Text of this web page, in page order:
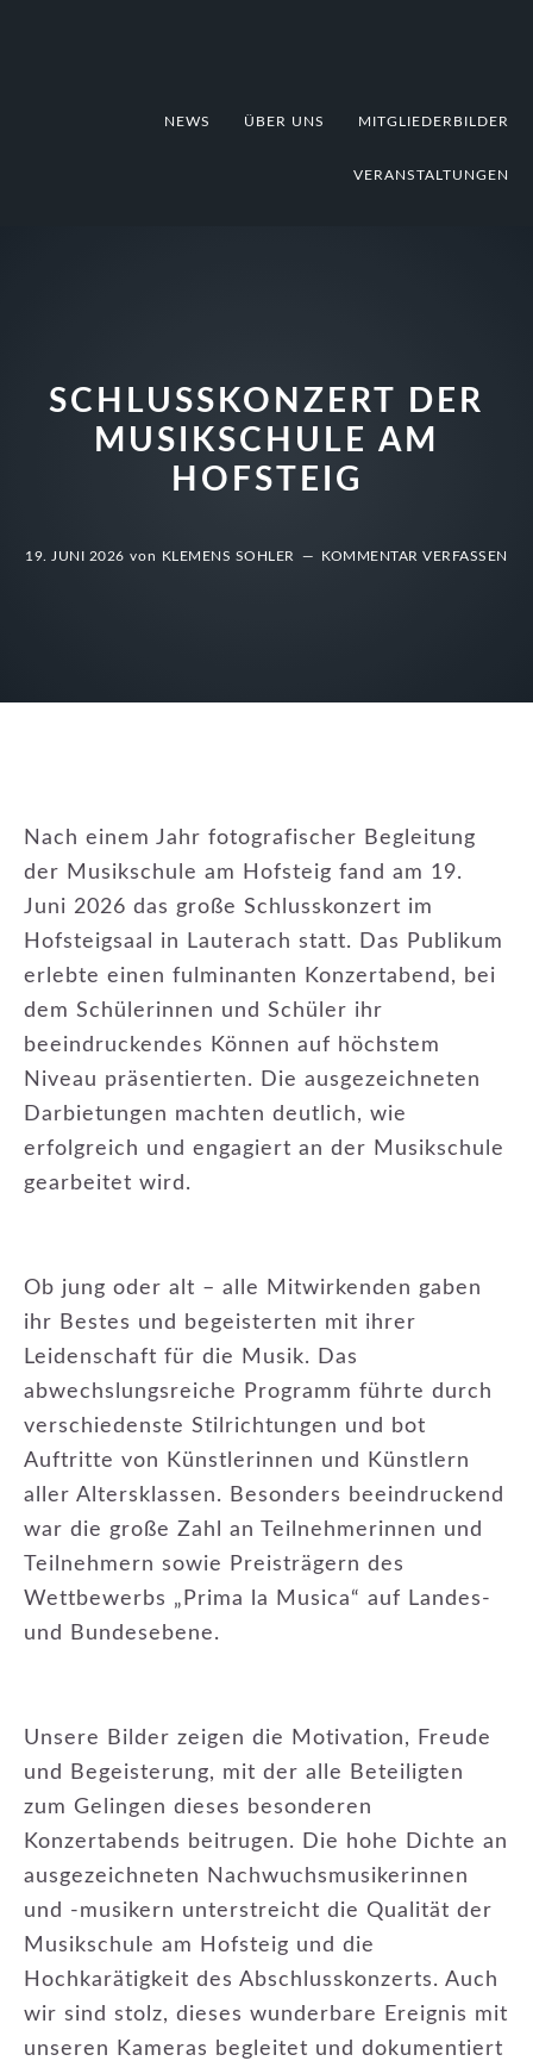
NEWS ÜBER UNS MITGLIEDERBILDER
VERANSTALTUNGEN
SCHLUSSKONZERT DER
MUSIKSCHULE AM
HOFSTEIG
19. JUNI 2026 von KLEMENS SOHLER KOMMENTAR VERFASSEN
Nach einem Jahr fotografischer Begleitung
der Musikschule am Hofsteig fand am 19.
Juni 2026 das große Schlusskonzert im
Hofsteigsaal in Lauterach statt. Das Publikum
erlebte einen fulminanten Konzertabend, bei
dem Schülerinnen und Schüler ihr
beeindruckendes Können auf höchstem
Niveau präsentierten. Die ausgezeichneten
Darbietungen machten deutlich, wie
erfolgreich und engagiert an der Musikschule
gearbeitet wird.
Ob jung oder alt – alle Mitwirkenden gaben
ihr Bestes und begeisterten mit ihrer
Leidenschaft für die Musik. Das
abwechslungsreiche Programm führte durch
verschiedenste Stilrichtungen und bot
Auftritte von Künstlerinnen und Künstlern
aller Altersklassen. Besonders beeindruckend
war die große Zahl an Teilnehmerinnen und
Teilnehmern sowie Preisträgern des
Wettbewerbs „Prima la Musica“ auf Landes-
und Bundesebene.
Unsere Bilder zeigen die Motivation, Freude
und Begeisterung, mit der alle Beteiligten
zum Gelingen dieses besonderen
Konzertabends beitrugen. Die hohe Dichte an
ausgezeichneten Nachwuchsmusikerinnen
und -musikern unterstreicht die Qualität der
Musikschule am Hofsteig und die
Hochkarätigkeit des Abschlusskonzerts. Auch
wir sind stolz, dieses wunderbare Ereignis mit
unseren Kameras begleitet und dokumentiert